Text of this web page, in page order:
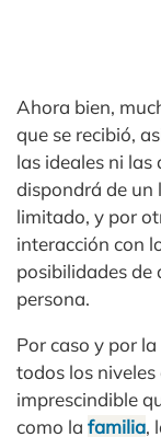
Ahora bien,
que se recibió,
las ideales ni las
dispondrá de un
limitado, y por
interacción con
posibilidades de
persona.
Por caso y por
todos los
imprescindible
como la familia,